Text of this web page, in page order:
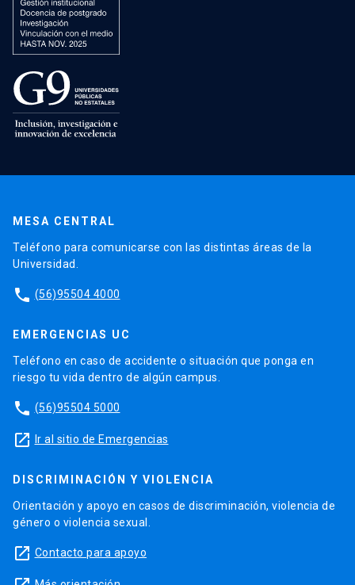
MESA CENTRAL
Teléfono para comunicarse con las distintas áreas de la
Universidad.
phone (56)95504 4000
EMERGENCIAS UC
Teléfono en caso de accidente o situación que ponga en
riesgo tu vida dentro de algún campus.
phone (56)95504 5000
launch Ir al sitio de Emergencias
DISCRIMINACIÓN Y VIOLENCIA
Orientación y apoyo en casos de discriminación, violencia de
género o violencia sexual.
launch Contacto para apoyo